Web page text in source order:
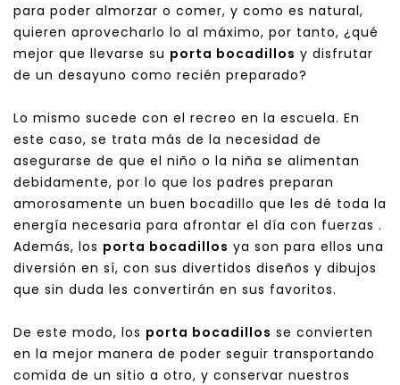
para poder almorzar o comer, y como es natural,
quieren aprovecharlo lo al máximo, por tanto, ¿qué
mejor que llevarse su porta bocadillos y disfrutar
de un desayuno como recién preparado?
Lo mismo sucede con el recreo en la escuela. En
este caso, se trata más de la necesidad de
asegurarse de que el niño o la niña se alimentan
debidamente, por lo que los padres preparan
amorosamente un buen bocadillo que les dé toda la
energía necesaria para afrontar el día con fuerzas .
Además, los porta bocadillos ya son para ellos una
diversión en sí, con sus divertidos diseños y dibujos
que sin duda les convertirán en sus favoritos.
De este modo, los porta bocadillos se convierten
en la mejor manera de poder seguir transportando
comida de un sitio a otro, y conservar nuestros